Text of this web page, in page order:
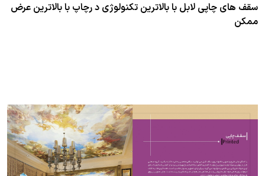
سقف های چاپی لابل با بالاترین تکنولوژی د رچاپ با بالاترین عرض
ممکن